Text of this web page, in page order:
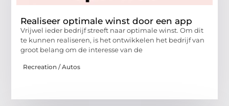
Realiseer optimale winst door een app
Vrijwel ieder bedrijf streeft naar optimale winst. Om dit
te kunnen realiseren, is het ontwikkelen het bedrijf van
groot belang om de interesse van de
Recreation / Autos